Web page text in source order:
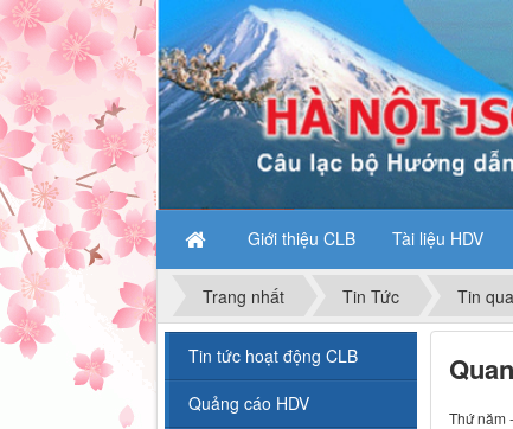
Giới thiệu CLB Tài liệu HDV
Trang nhất Tin Tức Tin
Thứ năm
Tin tức hoạt động CLB
Quảng cáo HDV